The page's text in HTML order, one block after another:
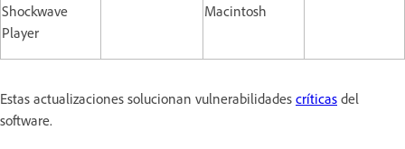
Shockwave
Player
Macintosh
Estas actualizaciones solucionan vulnerabilidades críticas del
software.